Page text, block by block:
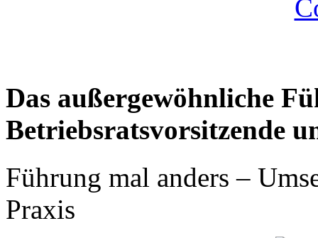
Das außergewöhnliche
Betriebsratsvorsitzende
Führung mal anders –
Praxis